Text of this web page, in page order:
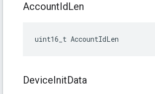
AccountIdLen
uint16_t AccountIdLen
DeviceInitData